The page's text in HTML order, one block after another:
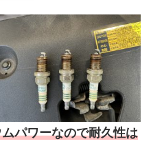
パワーなので耐久性は